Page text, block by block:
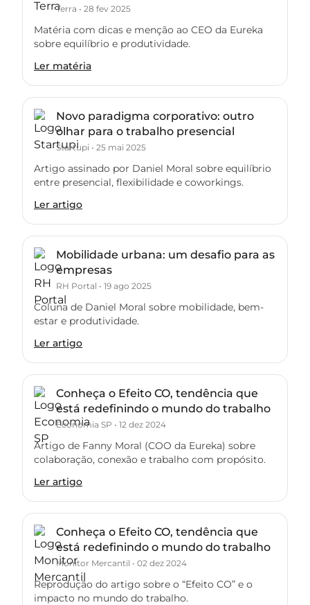
Terra • 28 fev 2025
Matéria com dicas e menção ao CEO da Eureka
sobre equilíbrio e produtividade.
Ler matéria
Novo paradigma corporativo: outro
olhar para o trabalho presencial
Startupi • 25 mai 2025
Artigo assinado por Daniel Moral sobre equilíbrio
entre presencial, flexibilidade e coworkings.
Ler artigo
Mobilidade urbana: um desafio para as
empresas
RH Portal • 19 ago 2025
Coluna de Daniel Moral sobre mobilidade, bem-
estar e produtividade.
Ler artigo
Conheça o Efeito CO, tendência que
está redefinindo o mundo do trabalho
Economia SP • 12 dez 2024
Artigo de Fanny Moral (COO da Eureka) sobre
colaboração, conexão e trabalho com propósito.
Ler artigo
Conheça o Efeito CO, tendência que
está redefinindo o mundo do trabalho
Monitor Mercantil • 02 dez 2024
Reprodução do artigo sobre o “Efeito CO” e o
impacto no mundo do trabalho.